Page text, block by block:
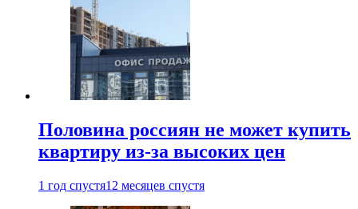
Половина россиян не может купить
квартиру из-за высоких цен
1 год спустя12 месяцев спустя